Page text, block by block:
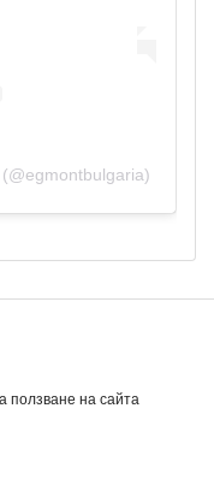
ползване на сайта